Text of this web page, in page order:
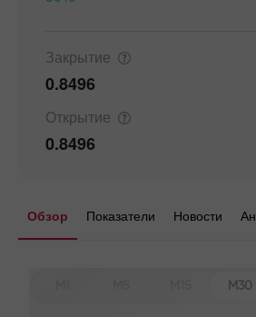
Закрытие
0.8496
Открытие
0.8496
Обзор Показатели Новости
M30